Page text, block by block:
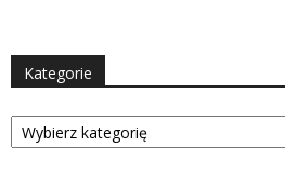
Kategorie
Kategorie